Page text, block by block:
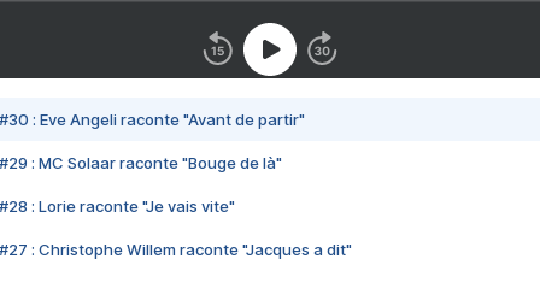
#30 : Eve Angeli raconte "Avant de partir"
#29 : MC Solaar raconte "Bouge de là"
#28 : Lorie raconte "Je vais vite"
#27 : Christophe Willem raconte "Jacques a dit"